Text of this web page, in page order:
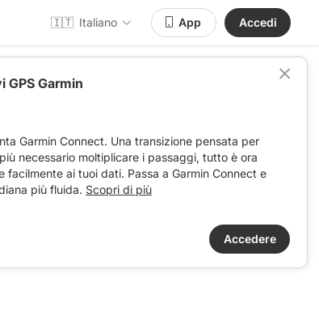
🇮🇹 Italiano App Accedi
Garmin
Garmin Connect. Una transizione pensata per
necessario moltiplicare i passaggi, tutto è ora
ai tuoi dati. Passa a Garmin Connect e
più fluida. Scopri di più
Accedere